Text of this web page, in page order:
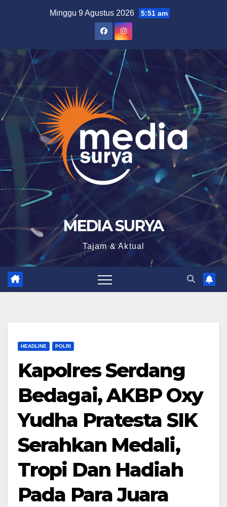
Minggu 9 Agustus 2026 5:51 am
MEDIA SURYA
Tajam & Aktual
HEADLINE POLRI
Kapolres Serdang
Bedagai, AKBP Oxy
Yudha Pratesta SIK
Serahkan Medali,
Tropi Dan Hadiah
Pada Para Juara